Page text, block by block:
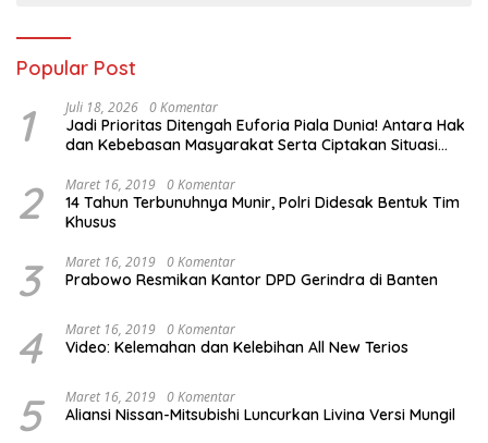
Popular Post
1 Juli 18, 2026 0 Komentar
Jadi Prioritas Ditengah Euforia Piala Dunia! Antara Hak
dan Kebebasan Masyarakat Serta Ciptakan Situasi
PBD
2 Maret 16, 2019 0 Komentar
14 Tahun Terbunuhnya Munir, Polri Didesak Bentuk Tim
Khusus
3 Maret 16, 2019 0 Komentar
Prabowo Resmikan Kantor DPD Gerindra di Banten
4 Maret 16, 2019 0 Komentar
Video: Kelemahan dan Kelebihan All New Terios
5 Maret 16, 2019 0 Komentar
Aliansi Nissan-Mitsubishi Luncurkan Livina Versi Mungil